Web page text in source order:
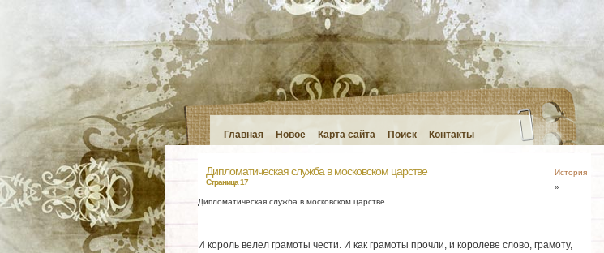
Главная Новое Карта сайта Поиск Контакты
Дипломатическая служба в московском царстве
Страница 17
История
»
Дипломатическая служба в московском царстве
И король велел грамоты чести. И как грамоты прочли, и королеве слово, грамоту,